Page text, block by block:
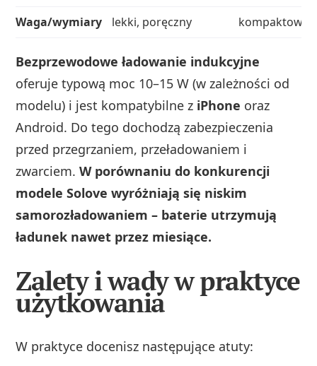
Waga/wymiary
lekki, poręczny kompaktowy
Bezprzewodowe ładowanie indukcyjne
oferuje typową moc 10–15 W (w zależności od
modelu) i jest kompatybilne z iPhone oraz
Android. Do tego dochodzą zabezpieczenia
przed przegrzaniem, przeładowaniem i
zwarciem.W porównaniu do konkurencji
modele Solove wyróżniają się niskim
samorozładowaniem – baterie utrzymują
ładunek nawet przez miesiące.
Zalety i wady w praktyce
użytkowania
W praktyce docenisz następujące atuty: